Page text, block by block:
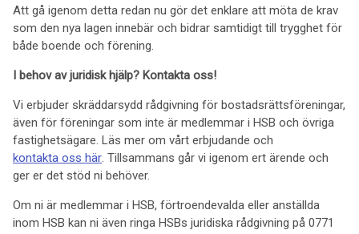
Att gå igenom detta redan nu gör det enklare att möta de krav
som den nya lagen innebär och bidrar samtidigt till trygghet för
både boende och förening.
I behov av juridisk hjälp? Kontakta oss!
Vi erbjuder skräddarsydd rådgivning för bostadsrättsföreningar,
även för föreningar som inte är medlemmar i HSB och övriga
fastighetsägare. Läs mer om vårt erbjudande och
kontakta oss här. Tillsammans går vi igenom ert ärende och
ger er det stöd ni behöver.
Om ni är medlemmar i HSB, förtroendevalda eller anställda
inom HSB kan ni även ringa HSBs juridiska rådgivning på 0771